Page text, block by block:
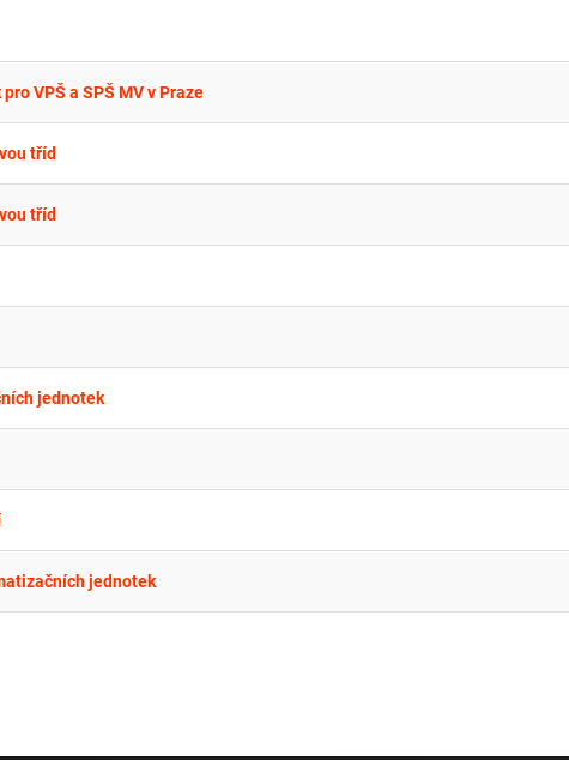
VPŠ a SPŠ MV v Praze
tříd
tříd
jednotek
jednotek